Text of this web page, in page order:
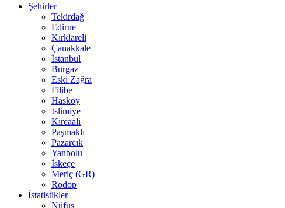
Şehirler
Tekirdağ
Edirne
Kırklareli
Çanakkale
İstanbul
Burgaz
Eski Zağra
Filibe
Hasköy
İslimiye
Kırcaali
Paşmaklı
Pazarcık
Yanbolu
İskeçe
Meriç (GR)
Rodop
İstatistikler
Nüfus